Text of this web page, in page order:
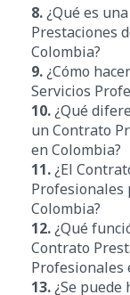
8.¿Qué es
Prestaciones
Colombia?
9.¿Cómo
Servicios
10.¿Qué
un Contrato
en Colombia?
11.¿El
Profesionales
Colombia?
12.¿Qué
Contrato
Profesionales
13.¿Se puede